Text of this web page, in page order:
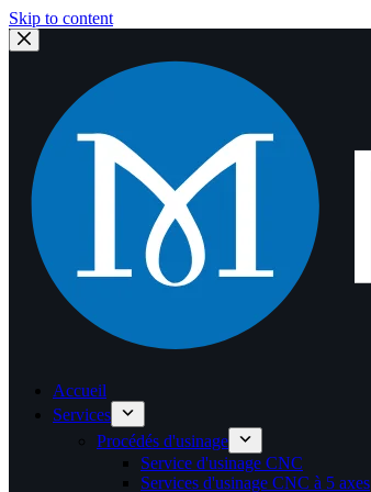
Skip to content
Accueil
Services
Procédés d'usinage
Service d'usinage CNC
Services d'usinage CNC à 5 axes